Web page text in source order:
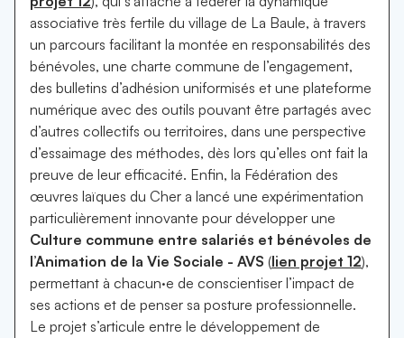
associative très fertile du village de La Baule, à travers
un parcours facilitant la montée en responsabilités des
bénévoles, une charte commune de l’engagement,
des bulletins d’adhésion uniformisés et une plateforme
numérique avec des outils pouvant être partagés avec
d’autres collectifs ou territoires, dans une perspective
d’essaimage des méthodes, dès lors qu’elles ont fait la
preuve de leur efficacité. Enfin, la Fédération des
œuvres laïques du Cher a lancé une expérimentation
particulièrement innovante pour développer une
Culture commune entre salariés et bénévoles de
l’Animation de la Vie Sociale - AVS (lien projet 12),
permettant à chacun·e de conscientiser l’impact de
ses actions et de penser sa posture professionnelle.
Le projet s’articule entre le développement de